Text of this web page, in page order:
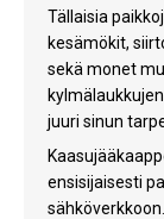
Vesi
Kylmälaitteet
Sähkötarvikkeet
Sääasemat
Tällaisia
kesämökit,
sekä monet
juuri sinun
ensisijaisesti